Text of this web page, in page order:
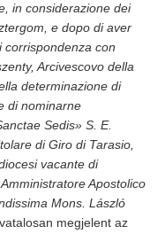
in considerazione dei
e dopo di aver
corrispondenza con
Arcivescovo della
determinazione di
di nominarne
Sedis» S. E.
di Giro di Tarasio,
vacante di
Apostolico
Mons. László
megjelent az